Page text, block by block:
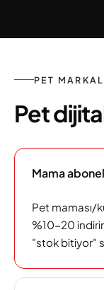
PET
Pet
Mama
Pet maması/
%10-20
"stok bitiyor"